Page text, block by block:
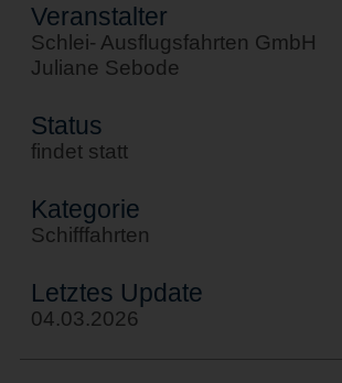
Veranstalter
Schlei- Ausflugsfahrten GmbH
Juliane Sebode
Status
findet statt
Kategorie
Schifffahrten
Letztes Update
04.03.2026